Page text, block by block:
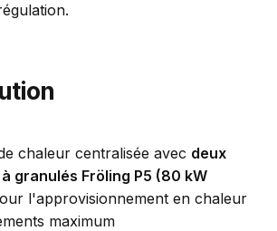
chaleur centralisée avec deux
granulés Fröling P5 (80 kW
l'approvisionnement en chaleur
maximum